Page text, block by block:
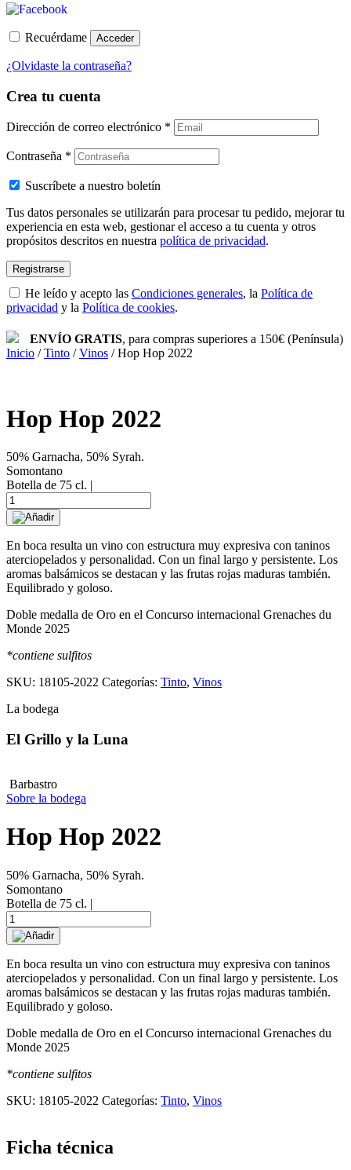
Recuérdame Acceder
¿Olvidaste la contraseña?
Crea tu cuenta
Dirección de correo electrónico *
Contraseña *
Suscríbete a nuestro boletín
Tus datos personales se utilizarán para procesar tu pedido, mejorar tu
experiencia en esta web, gestionar el acceso a tu cuenta y otros
propósitos descritos en nuestra política de privacidad.
Registrarse
He leído y acepto las Condiciones generales, la Política de
privacidad y la Política de cookies.
ENVÍO GRATIS, para compras superiores a 150€ (Península)
Inicio / Tinto /Vinos /Hop Hop 2022
Hop Hop 2022
50% Garnacha, 50% Syrah.
Somontano
Botella de 75 cl. |
Hop
Hop
2022
cantidad
Añadir
En boca resulta un vino con estructura muy expresiva con taninos
aterciopelados y personalidad. Con un final largo y persistente. Los
aromas balsámicos se destacan y las frutas rojas maduras también.
Equilibrado y goloso.
Doble medalla de Oro en el Concurso internacional Grenaches du
Monde 2025
*contiene sulfitos
SKU: 18105-2022 Categorías: Tinto, Vinos
La bodega
El Grillo y la Luna
Barbastro
Sobre la bodega
Hop Hop 2022
50% Garnacha, 50% Syrah.
Somontano
Botella de 75 cl. |
Hop
Hop
2022
cantidad
Añadir
En boca resulta un vino con estructura muy expresiva con taninos
aterciopelados y personalidad. Con un final largo y persistente. Los
aromas balsámicos se destacan y las frutas rojas maduras también.
Equilibrado y goloso.
Doble medalla de Oro en el Concurso internacional Grenaches du
Monde 2025
*contiene sulfitos
SKU: 18105-2022 Categorías: Tinto, Vinos
Ficha técnica